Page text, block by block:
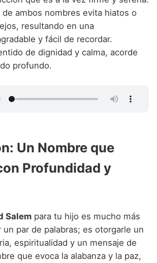
de ambos nombres evita hiatos o
resultando en una
y fácil de recordar.
de dignidad y calma, acorde
profundo.
Un Nombre que
Profundidad y
Salem para tu hijo es mucho más
par de palabras; es otorgarle un
espiritualidad y un mensaje de
que evoca la alabanza y la paz,